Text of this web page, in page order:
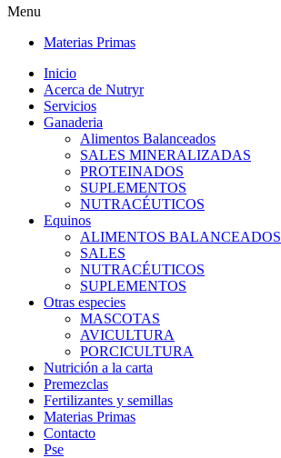
Menu
Materias Primas
Inicio
Acerca de Nutryr
Servicios
Ganaderia
Alimentos Balanceados
SALES MINERALIZADAS
PROTEINADOS
SUPLEMENTOS
NUTRACÉUTICOS
Equinos
ALIMENTOS BALANCEADOS
SALES
NUTRACÉUTICOS
SUPLEMENTOS
Otras especies
MASCOTAS
AVICULTURA
PORCICULTURA
Nutrición a la carta
Premezclas
Fertilizantes y semillas
Materias Primas
Contacto
Pse